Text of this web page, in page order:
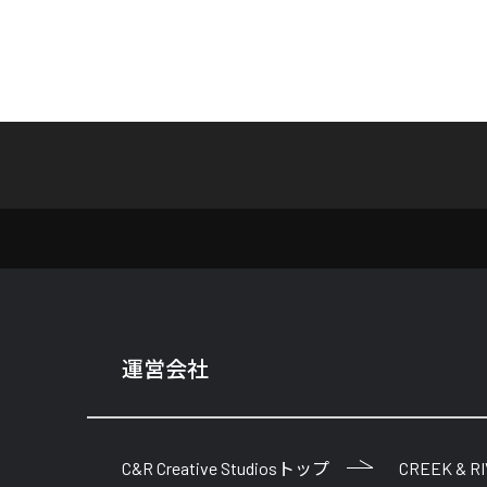
運営会社
C&R Creative Studiosトップ CREEK &